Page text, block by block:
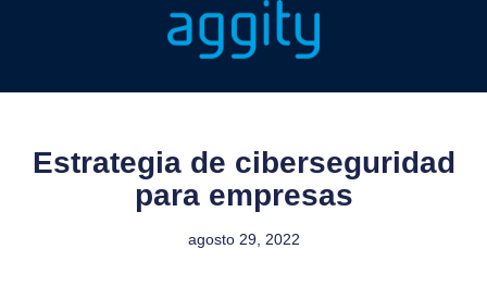
Estrategia de ciberseguridad
para empresas
agosto 29, 2022